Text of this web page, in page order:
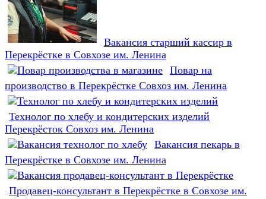
Вакансия старший кассир в
Перекрёстке в Совхозе им. Ленина
Повар на
производство в Перекрёстке Совхоз им. Ленина
Технолог по хлебу и кондитерских изделий
Перекрёсток Совхоз им. Ленина
Вакансия пекарь в
Перекрёстке в Совхозе им. Ленина
Продавец-консультант в Перекрёстке в Совхозе им.